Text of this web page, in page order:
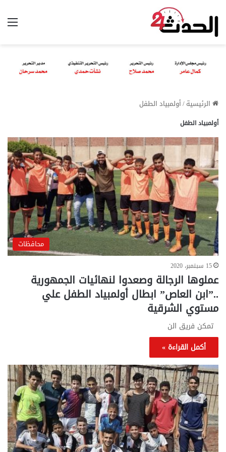
الرئيسية/أولمبياد الطفل
أولمبياد الطفل
محافظات
15 سبتمبر، 2020
عملوها الرجالة وصعدوا لنهائيات الجمهورية
..”ابن العاص” ابطال أولمبياد الطفل علي
مستوي الشرقية
تمكن فريق الن
أكمل القراءة »